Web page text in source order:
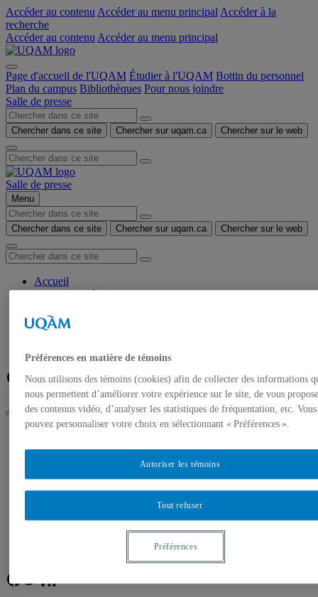
Accéder au contenu Accéder au menu principal Accéder à la
recherche
Accéder au contenu Accéder au menu principal
Page d'accueil de l'UQAM Étudier à l'UQAM Bottin du personnel
Plan du campus Bibliothèques Pour nous joindre
Salle de presse
Chercher dans ce site Chercher sur uqam.ca Chercher sur le web
Salle de presse
Menu
Chercher dans ce site Chercher sur uqam.ca Chercher sur le web
Accueil
Communiqués de presse
Banque de photos
À propos de l’UQAM
Facebook
Twitter
Flux RSS
UQAM
Double accréditation internationale pour l’ESG UQAM
Accueil
Banque de photos
À propos de l’UQAM
Facebook
Préférences en matière de témoins
Nous utilisons des témoins (cookies) afin de collecter des informations
nous permettent d’améliorer votre expérience sur le site, de vous
des contenus vidéo, d’analyser les statistiques de fréquentation, etc. Vous
pouvez personnaliser votre choix en sélectionnant « Préférences ».
Tout refuser
Autoriser les témoins
Préférences